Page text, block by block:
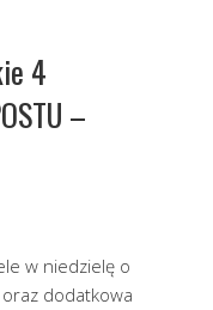
4
–
w niedzielę o
dodatkowa